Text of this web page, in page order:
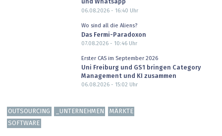
und Whatsapp
06.08.2026 - 16:40 Uhr
Wo sind all die Aliens?
Das Fermi-Paradoxon
07.08.2026 - 10:46Uhr
Erster CAS im September 2026
Uni Freiburg und GS1 bringen Category
Management und KI zusammen
06.08.2026 - 15:02 Uhr
OUTSOURCING _UNTERNEHMEN
MÄRKTE
SOFTWARE